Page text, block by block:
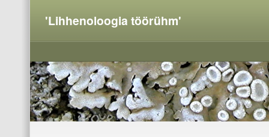
'Lihhenoloogia töörühm'